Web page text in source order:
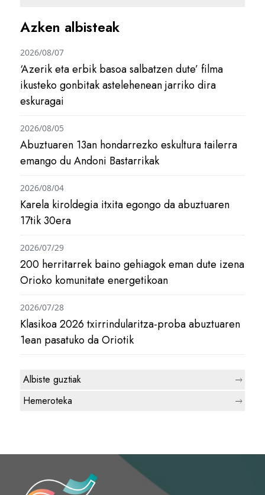
Azken albisteak
‘Azerik eta erbik basoa salbatzen dute’ filma
ikusteko gonbitak astelehenean jarriko dira
eskuragai
2026/08/07
Abuztuaren 13an hondarrezko eskultura tailerra
emango du Andoni Bastarrikak
2026/08/05
Karela kiroldegia itxita egongo da abuztuaren
17tik 30era
2026/08/04
200 herritarrek baino gehiagok eman dute izena
Orioko komunitate energetikoan
2026/07/29
Klasikoa 2026 txirrindularitza-proba abuztuaren
1ean pasatuko da Oriotik
2026/07/28
Albiste guztiak
Hemeroteka